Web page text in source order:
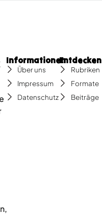
Informationen
Über uns
Impressum
Datenschutz
Entdecken
Rubriken
Formate
Beiträge